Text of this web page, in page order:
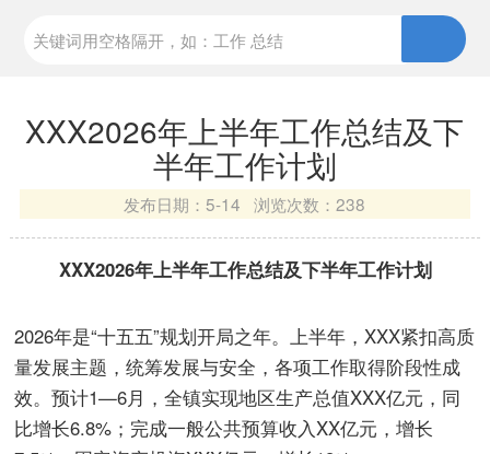
XXX2026年上半年工作总结及下
半年工作计划
发布日期：5-14 浏览次数：238
XXX2026年上半年工作总结及下半年工作计划
2026年是“十五五”规划开局之年。上半年，XXX紧扣高质
量发展主题，统筹发展与安全，各项工作取得阶段性成
效。预计1—6月，全镇实现地区生产总值XXX亿元，同
比增长6.8%；完成一般公共预算收入XX亿元，增长